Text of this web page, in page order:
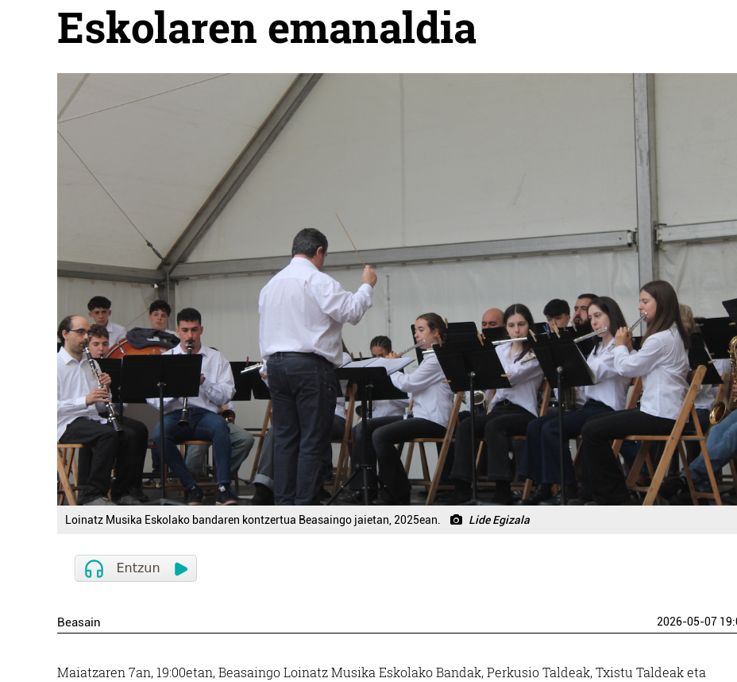
Eskolaren emanaldia
Loinatz Musika Eskolako bandaren kontzertua Beasaingo jaietan, 2025ean. Lide Egizala
Beasain 2026-05-07
Maiatzaren 7an, 19:00etan, Beasaingo Loinatz Musika Eskolako Bandak, Perkusio Taldeak, Txistu Taldeak eta